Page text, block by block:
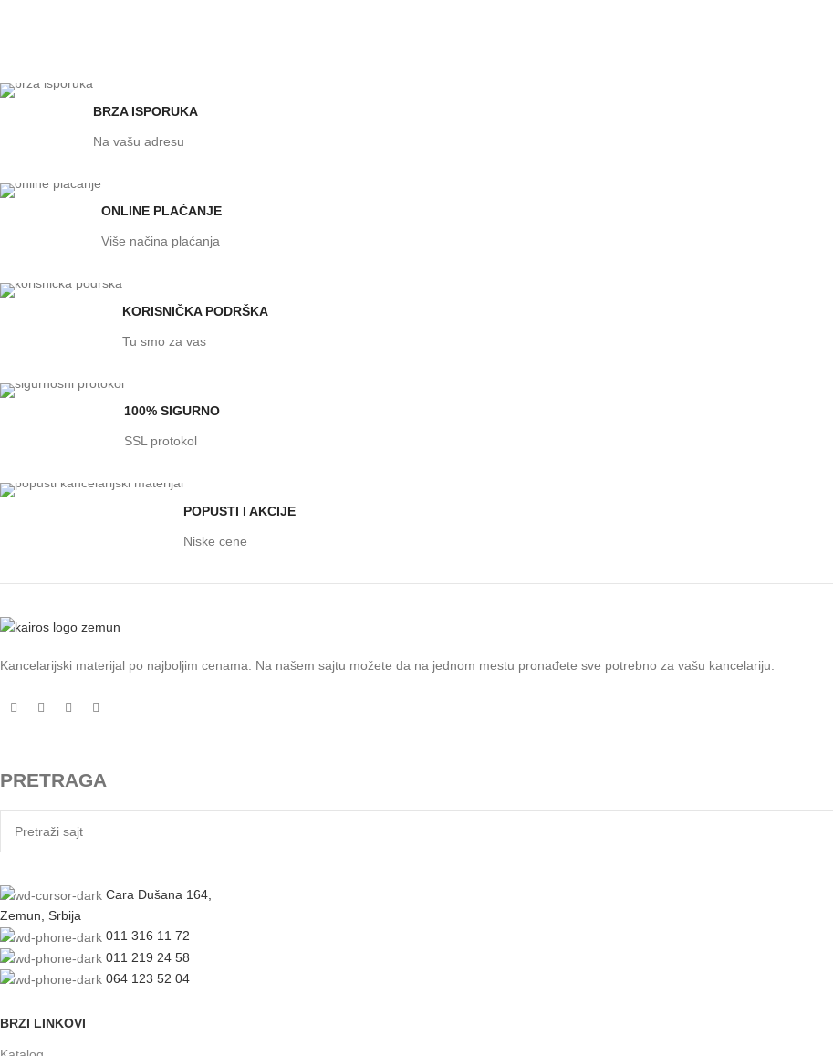
BRZA ISPORUKA
Na vašu adresu
ONLINE PLAĆANJE
Više načina plaćanja
KORISNIČKA PODRŠKA
Tu smo za vas
100% SIGURNO
SSL protokol
POPUSTI I AKCIJE
Niske cene
Kancelarijski materijal po najboljim cenama. Na našem sajtu možete da na jednom mestu pronađete sve potrebno za vašu kancelariju.
PRETRAGA
Cara Dušana 164,
Zemun, Srbija
011 316 11 72
011 219 24 58
064 123 52 04
BRZI LINKOVI